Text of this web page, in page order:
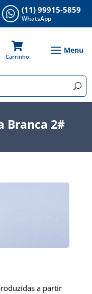
 (11) 99915-5859
WhatsApp

Carrinho
Branca 2#
a partir